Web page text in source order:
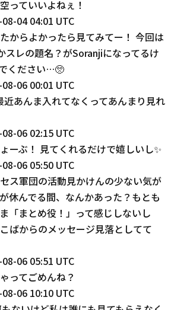
っていいよねぇ！
04 04:01 UTC
からよかったら見てみてー！ 今回は
スレの題名？がSoranjiになってるけ
ください…🥺
06 00:01 UTC
近あんま入れてなくってあんまり見れ
06 02:15 UTC
ーぶ！ 見てくれるだけで嬉しいし✨️
06 05:50 UTC
ス軍団の活動見かけんの少ない気が
休んでる間、なんかあった？もとも
「まとめ役！」って感じしないし
こばからのメッセージ見落としてて
06 05:51 UTC
ってごめんね？
06 10:10 UTC